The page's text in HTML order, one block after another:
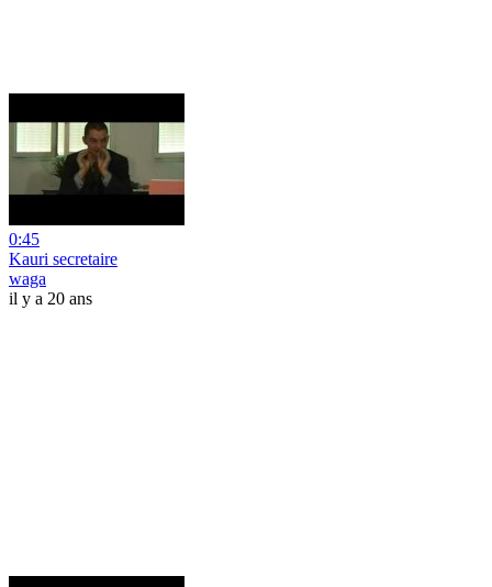
0:45
Kauri secretaire
waga
il y a 20 ans